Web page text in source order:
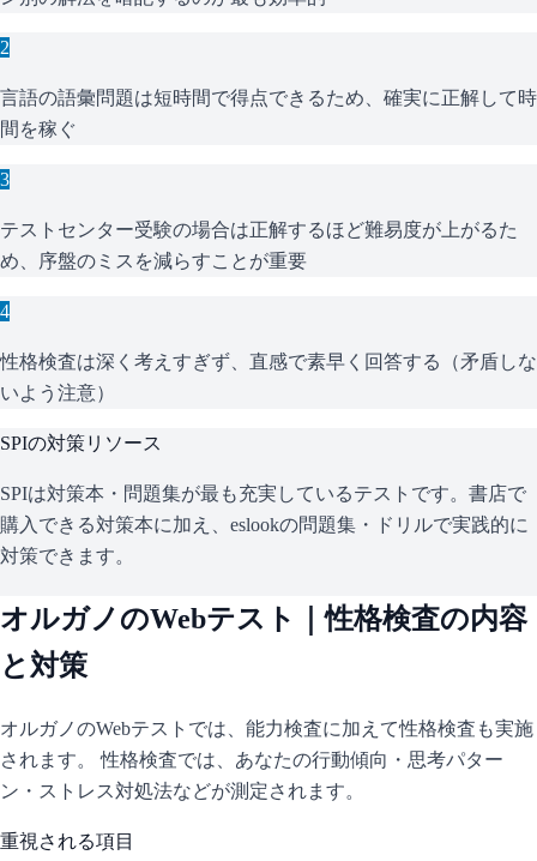
2
言語の語彙問題は短時間で得点できるため、確実に正解して時
間を稼ぐ
3
テストセンター受験の場合は正解するほど難易度が上がるた
め、序盤のミスを減らすことが重要
4
性格検査は深く考えすぎず、直感で素早く回答する（矛盾しな
いよう注意）
SPIの対策リソース
SPIは対策本・問題集が最も充実しているテストです。書店で
購入できる対策本に加え、eslookの問題集・ドリルで実践的に
対策できます。
オルガノ のWebテスト｜性格検査の内容
と対策
オルガノのWebテストでは、能力検査に加えて性格検査も実施
されます。 性格検査では、あなたの行動傾向・思考パター
ン・ストレス対処法などが測定されます。
重視される項目